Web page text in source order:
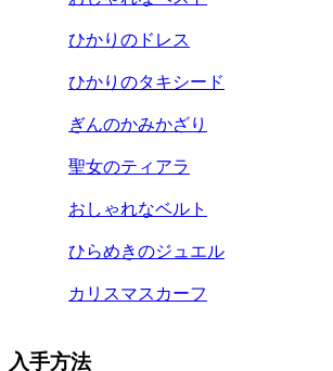
ひかりのドレス
ひかりのタキシード
ぎんのかみかざり
聖女のティアラ
おしゃれなベルト
ひらめきのジュエル
カリスマスカーフ
入手方法